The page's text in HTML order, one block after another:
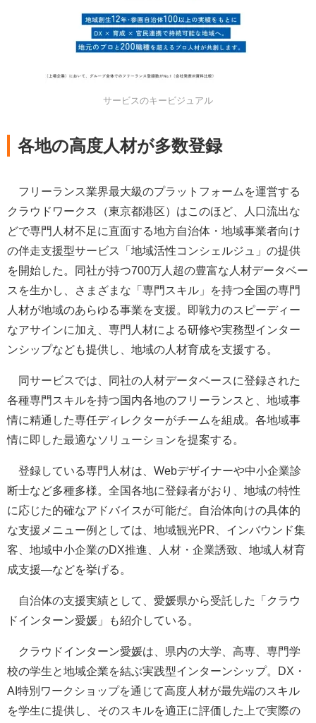
サービスのキービジュアル
各地の高度人材が多数登録
フリーランス業界最大級のプラットフォームを運営する
クラウドワークス（東京都港区）はこのほど、人口流出な
どで専門人材不足に直面する地方自治体・地域事業者向け
の伴走支援型サービス「地域活性コンシェルジュ」の提供
を開始した。同社が持つ700万人超の豊富な人材データベー
スを生かし、さまざまな「専門スキル」を持つ全国の専門
人材が地域のあらゆる事業を支援。即戦力のスピーディー
なアサインに加え、専門人材による研修や実務型インター
ンシップなども提供し、地域の人材育成を支援する。
同サービスでは、同社の人材データベースに登録された
各種専門スキルを持つ国内各地のフリーランスと、地域事
情に精通した専任ディレクターがチームを組成。各地域事
情に即した最適なソリューションを提案する。
登録している専門人材は、Webデザイナーや中小企業診
断士など多種多様。全国各地に登録者がおり、地域の特性
に応じた的確なアドバイスが可能だ。自治体向けの具体的
な支援メニュー例としては、地域観光PR、インバウンド集
客、地域中小企業のDX推進、人材・企業誘致、地域人材育
成支援―などを挙げる。
自治体の支援実績として、愛媛県から受託した「クラウ
ドインターン愛媛」も紹介している。
クラウドインターン愛媛は、県内の大学、高専、専門学
校の学生と地域企業を結ぶ実践型インターンシップ。DX・
AI特別ワークショップを通じて高度人材が最先端のスキル
を学生に提供し、そのスキルを適正に評価した上で実際の